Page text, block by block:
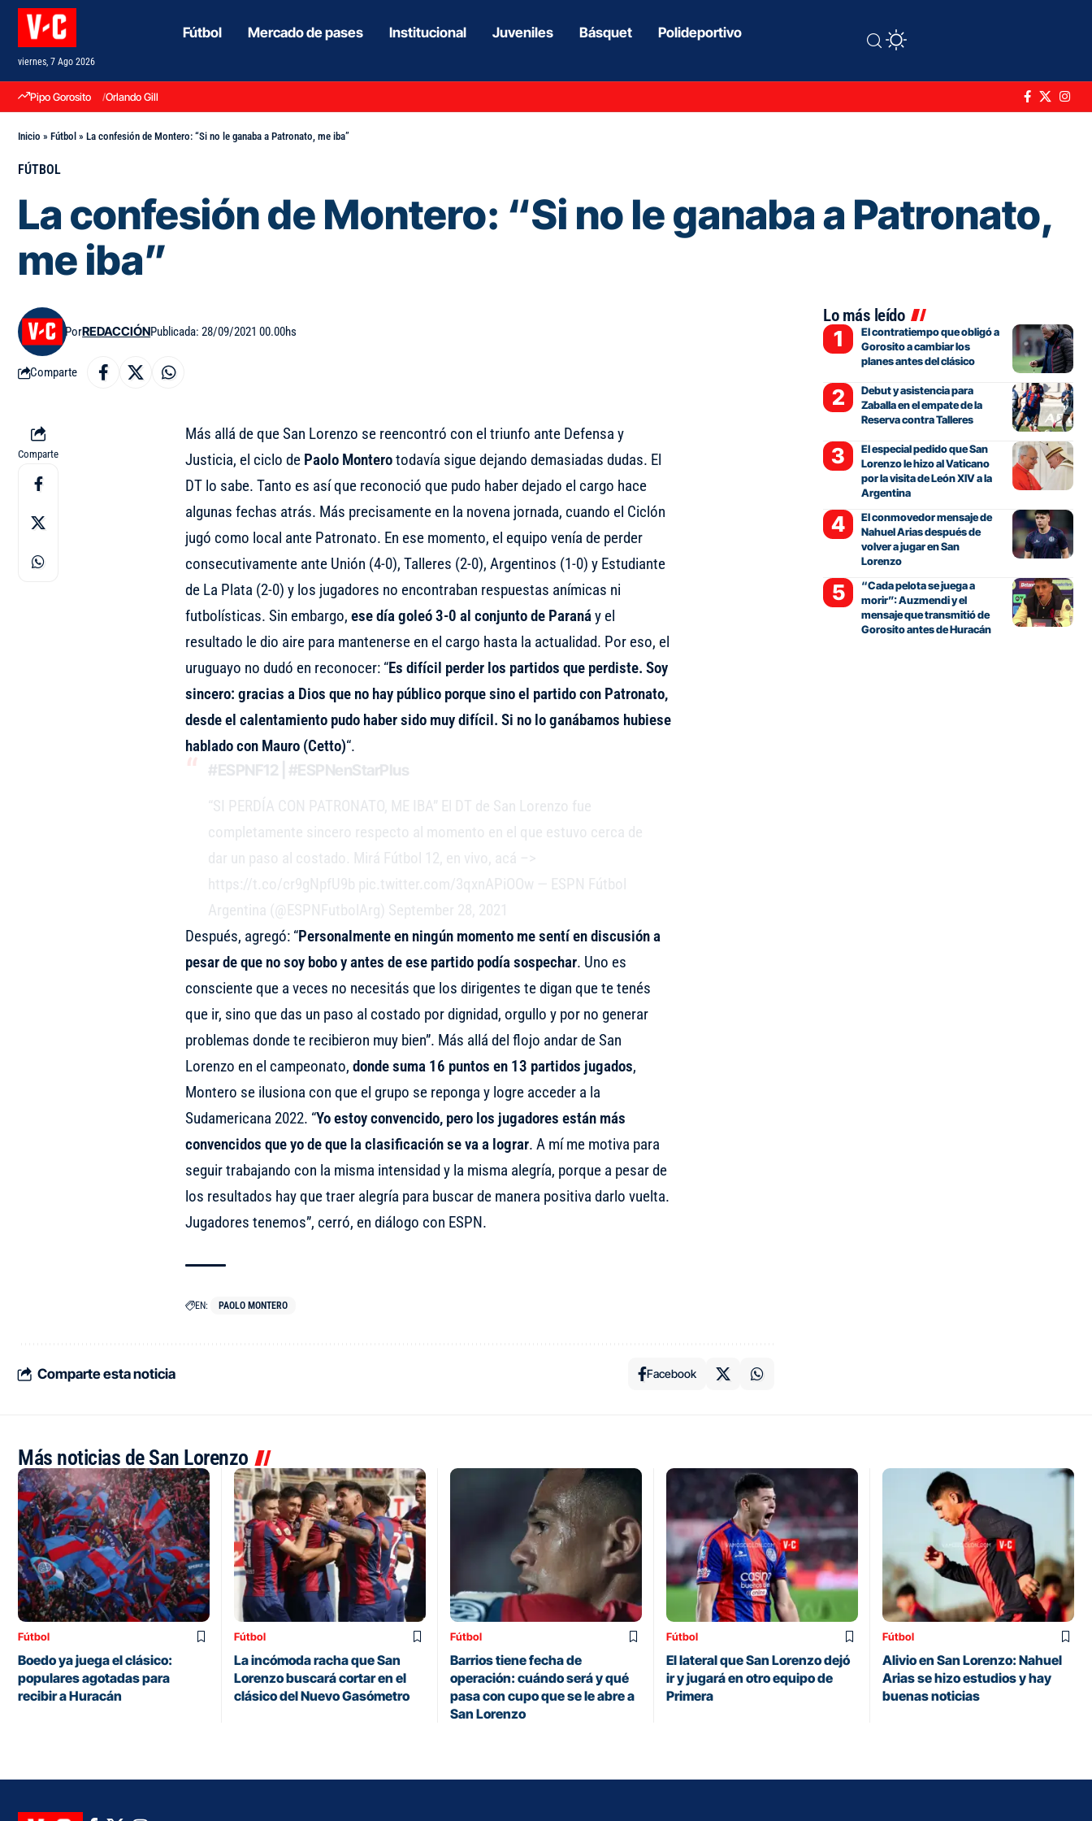
viernes, 7 Ago 2026
Fútbol Mercado de pases Institucional Juveniles Básquet Polideportivo
Pipo Gorosito Orlando Gill
Inicio » Fútbol » La confesión de Montero: “Si no le ganaba a Patronato, me iba”
FÚTBOL
La confesión de Montero: “Si no le ganaba a Patronato,
me iba”
PorREDACCIÓNPublicada: 28/09/2021 00.00hs
Comparte
Comparte
Más allá de que San Lorenzo se reencontró con el triunfo ante Defensa y
Justicia, el ciclo de Paolo Monterotodavía sigue dejando demasiadas dudas. El
DT lo sabe. Tanto es así que reconoció que pudo haber dejado el cargo hace
algunas fechas atrás. Más precisamente en la novena jornada, cuando el Ciclón
jugó como local ante Patronato. En ese momento, el equipo venía de perder
consecutivamente ante Unión (4-0), Talleres (2-0), Argentinos (1-0) y Estudiante
de La Plata (2-0) y los jugadores no encontraban respuestas anímicas ni
futbolísticas. Sin embargo, ese día goleó 3-0 al conjunto de Paranáy el
resultado le dio aire para mantenerse en el cargo hasta la actualidad. Por eso, el
uruguayo no dudó en reconocer: “Es difícil perder los partidos que perdiste. Soy
sincero: gracias a Dios que no hay público porque sino el partido con Patronato,
desde el calentamiento pudo haber sido muy difícil. Si no lo ganábamos hubiese
hablado con Mauro (Cetto)“.
#ESPNF12 #ESPNenStarPlus
“SI PERDÍA CON PATRONATO, ME IBA” El DT de San Lorenzo fue
completamente sincero respecto al momento en el que estuvo cerca de
dar un paso al costado. Mirá Fútbol 12, en vivo, acá –>
https://t.co/cr9gNpfU9b pic.twitter.com/3qxnAPiOOw — ESPN Fútbol
Argentina (@ESPNFutbolArg) September 28, 2021
Después, agregó: “Personalmente en ningún momento me sentí en discusión a
pesar de que no soy bobo y antes de ese partido podía sospechar. Uno es
consciente que a veces no necesitás que los dirigentes te digan que te tenés
que ir, sino que das un paso al costado por dignidad, orgullo y por no generar
problemas donde te recibieron muy bien”. Más allá del flojo andar de San
Lorenzo en el campeonato, donde suma 16 puntos en 13 partidos jugados,
Montero se ilusiona con que el grupo se reponga y logre acceder a la
Sudamericana 2022. “Yo estoy convencido, pero los jugadores están más
convencidos que yo de que la clasificación se va a lograr. A mí me motiva para
seguir trabajando con la misma intensidad y la misma alegría, porque a pesar de
los resultados hay que traer alegría para buscar de manera positiva darlo vuelta.
Jugadores tenemos”, cerró, en diálogo con ESPN.
EN: PAOLO MONTERO
Comparte esta noticia Facebook
Lo más leído
El contratiempo que obligó a
Gorosito a cambiar los
planes antes del clásico
Debut y asistencia para
Zaballa en el empate de la
Reserva contra Talleres
El especial pedido que San
Lorenzo le hizo al Vaticano
por la visita de León XIV a la
Argentina
El conmovedor mensaje de
Nahuel Arias después de
volver a jugar en San
Lorenzo
“Cada pelota se juega a
morir”: Auzmendi y el
mensaje que transmitió de
Gorosito antes de Huracán
Más noticias de San Lorenzo
Fútbol
Boedo ya juega el clásico:
populares agotadas para
recibir a Huracán
Fútbol
La incómoda racha que San
Lorenzo buscará cortar en el
clásico del Nuevo Gasómetro
Fútbol
Barrios tiene fecha de
operación: cuándo será y qué
pasa con cupo que se le abre a
San Lorenzo
Fútbol
El lateral que San Lorenzo dejó
ir y jugará en otro equipo de
Primera
Fútbol
Alivio en San Lorenzo: Nahuel
Arias se hizo estudios y hay
buenas noticias